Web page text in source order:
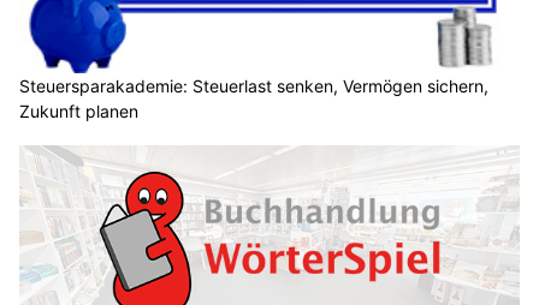
Steuersparakademie: Steuerlast senken, Vermögen sichern,
Zukunft planen